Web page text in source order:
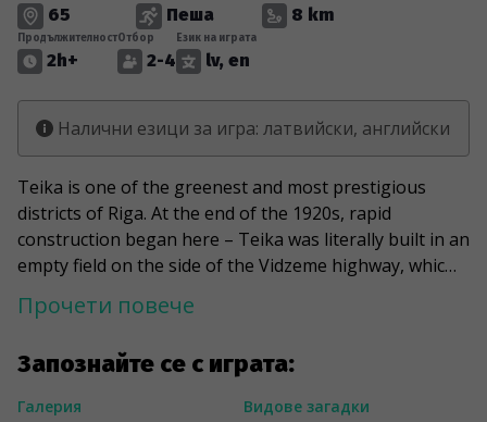
Запознайте се с играта:
Галерия
Видове загадки
65 Пеша 8 km
Продължителност
2h+
Отбор
2-4
Език на играта
lv, en
Налични езици за игра: латвийски, английски
Teika is one of the greenest and most prestigious
districts of Riga. At the end of the 1920s, rapid
construction began here – Teika was literally built in an
empty field on the side of the Vidzeme highway, which
forests. The beginning of the district is Zemitāna
but the district got its current name thanks to the
cinema "Teika". The game will take you for a walk
Прочети повече